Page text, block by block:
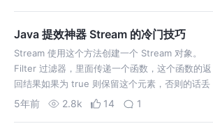
Java 提效神器 Stream 的冷门技巧
Stream 使用这个方法创建一个 Stream 对象。
Filter 过滤器，里面传递一个函数，这个函数的返
回结果如果为 true 则保留这个元素，否则的话丢
弃这个元素。 Foreach 遍历，消费
5年前 2.8k 14 1